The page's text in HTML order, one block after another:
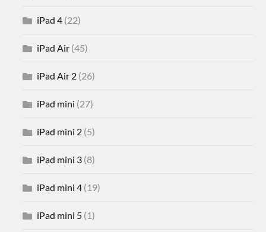
iPad 4 (22)
iPad Air (45)
iPad Air 2 (26)
iPad mini (27)
iPad mini 2 (5)
iPad mini 3 (8)
iPad mini 4 (19)
iPad mini 5 (1)